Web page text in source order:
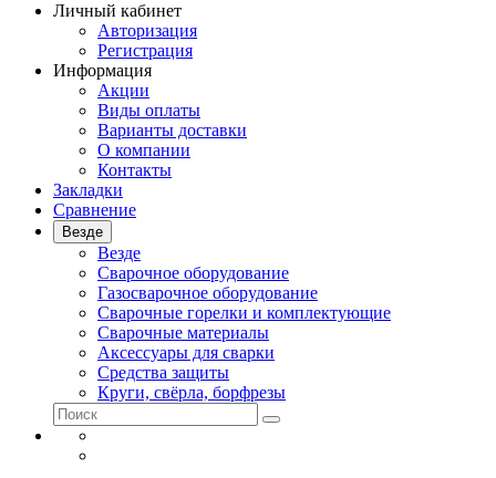
Личный кабинет
Авторизация
Регистрация
Информация
Акции
Виды оплаты
Варианты доставки
О компании
Контакты
Закладки
Сравнение
Везде
Везде
Сварочное оборудование
Газосварочное оборудование
Сварочные горелки и комплектующие
Сварочные материалы
Аксессуары для сварки
Средства защиты
Круги, свёрла, борфрезы